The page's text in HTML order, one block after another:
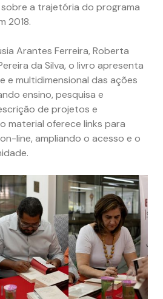
a trajetória do programa
2018.
Arantes Ferreira, Roberta
da Silva, o livro apresenta
e multidimensional das ações
ensino, pesquisa e
de projetos e
material oferece links para
line, ampliando o acesso e o